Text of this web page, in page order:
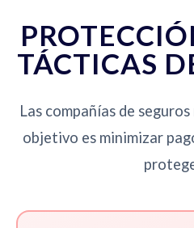
TÁCTICAS
Las compañías de
objetivo es minimizar